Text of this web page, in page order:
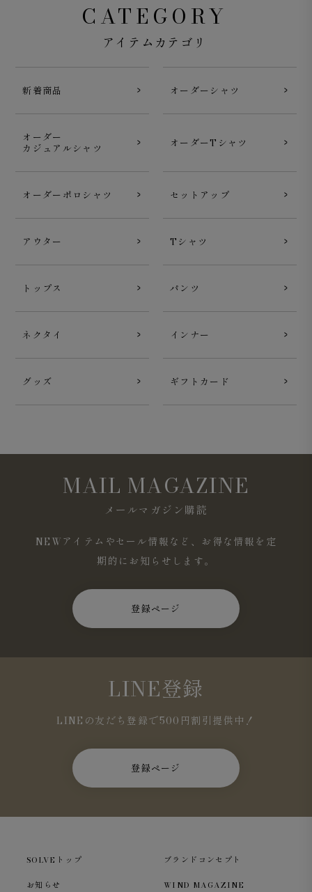
CATEGORY
アイテムカテゴリ
新着商品 オーダーシャツ
オーダー
カジュアルシャツ
オーダーTシャツ
オーダーポロシャツ セットアップ
アウター Tシャツ
トップス パンツ
ネクタイ インナー
グッズ ギフトカード
MAIL MAGAZINE
メールマガジン購読
NEWアイテムやセール情報など、お得な情報を定
期的にお知らせします。
登録ページ
LINE登録
LINEの友だち登録で500円割引提供中！
登録ページ
SOLVEトップ ブランドコンセプト
お知らせ WIND MAGAZINE